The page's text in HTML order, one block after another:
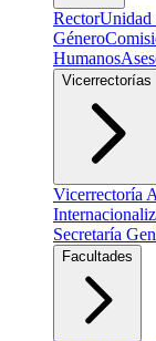
RectorUnidad
Género
Humanos
Vicerrectorías
Vicerrectoría
Secretaría
Facultades